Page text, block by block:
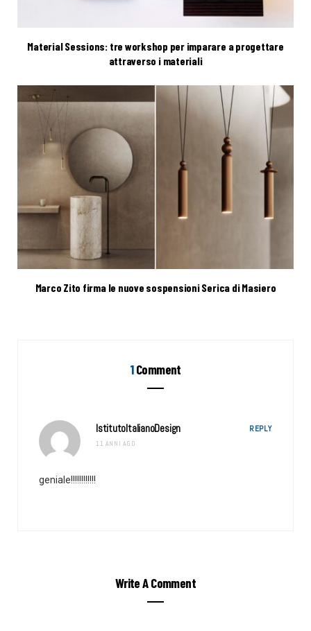
Material Sessions: tre workshop per imparare a progettare
attraverso i materiali
Marco Zito firma le nuove sospensioni Serica di Masiero
1Comment
IstitutoItalianoDesign
11 ANNI AGO
REPLY
geniale!!!!!!!!!!!!
Write A Comment